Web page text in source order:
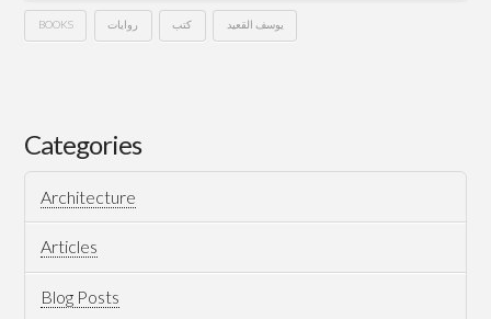
BOOKS روايات كتب يوسف القعيد
بر
مصر
–
يوسف
القعيد02.20.2010
Categories
Architecture
Articles
Blog Posts